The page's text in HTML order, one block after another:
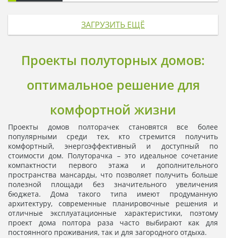
ЗАГРУЗИТЬ ЕЩЁ
Проекты полуторных домов:
оптимальное решение для
комфортной жизни
Проекты домов полторачек становятся все более
популярными среди тех, кто стремится получить
комфортный, энергоэффективный и доступный по
стоимости дом. Полуторачка – это идеальное сочетание
компактности первого этажа и дополнительного
пространства мансарды, что позволяет получить больше
полезной площади без значительного увеличения
бюджета. Дома такого типа имеют продуманную
архитектуру, современные планировочные решения и
отличные эксплуатационные характеристики, поэтому
проект дома полтора раза часто выбирают как для
постоянного проживания, так и для загородного отдыха.